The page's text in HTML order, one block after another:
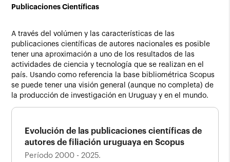
Publicaciones Científicas
A través del volúmen y las características de las
publicaciones científicas de autores nacionales es posible
tener una aproximación a uno de los resultados de las
actividades de ciencia y tecnología que se realizan en el
país. Usando como referencia la base bibliométrica Scopus
se puede tener una visión general (aunque no completa) de
la producción de investigación en Uruguay y en el mundo.
Evolución de las publicaciones científicas de
autores de filiación uruguaya en Scopus
Período 2000 - 2025.